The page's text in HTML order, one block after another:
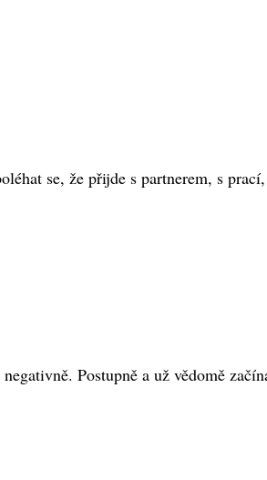
se, že přijde s partnerem, s
Postupně a už vědomě